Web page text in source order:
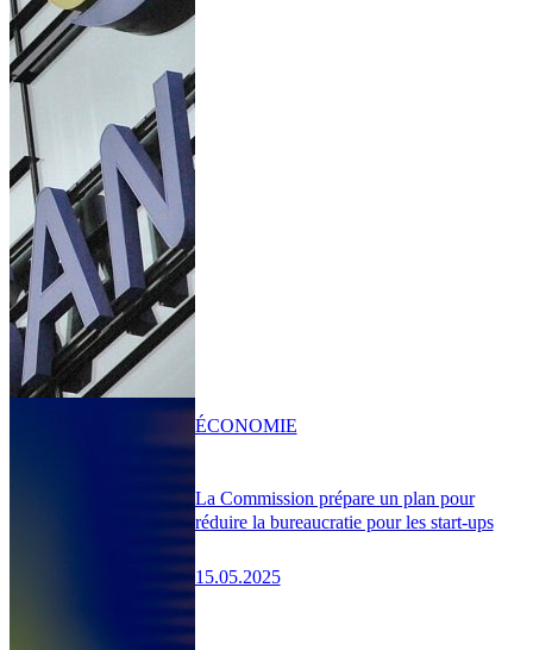
La Commission prépare un plan pour
réduire la bureaucratie pour les start-ups
15.05.2025
ÉCONOMIE